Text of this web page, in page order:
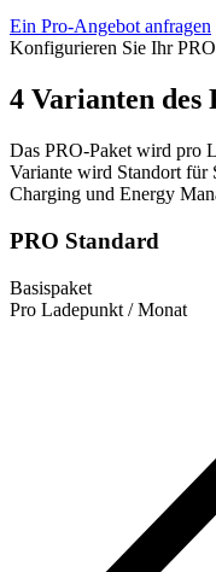
Ein Pro-Angebot anfragen
Konfigurieren Sie Ihr PRO
4 Varianten des
Das PRO-Paket wird pro
Variante wird Standort
Charging und Energy
PRO Standard
Basispaket
Pro Ladepunkt / Monat